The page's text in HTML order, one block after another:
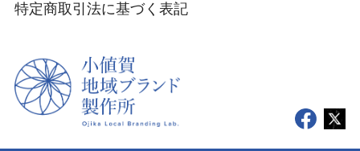
特定商取引法に基づく表記